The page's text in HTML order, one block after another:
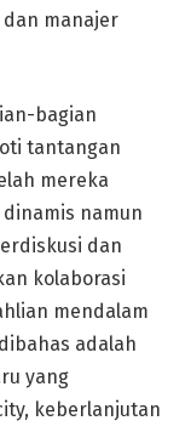
manajer
bagian
tantangan
mereka
namun
dan
kolaborasi
mendalam
adalah
yang
keberlanjutan